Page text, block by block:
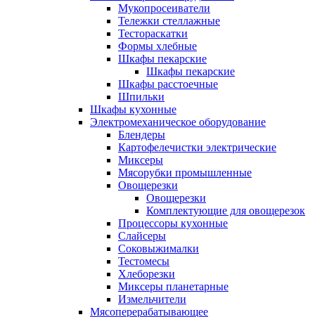
Мукопросеиватели
Тележки стеллажные
Тестораскатки
Формы хлебные
Шкафы пекарские
Шкафы пекарские
Шкафы расстоечные
Шпильки
Шкафы кухонные
Электромеханическое оборудование
Блендеры
Картофелечистки электрические
Миксеры
Мясорубки промышленные
Овощерезки
Овощерезки
Комплектующие для овощерезок
Процессоры кухонные
Слайсеры
Соковыжималки
Тестомесы
Хлеборезки
Миксеры планетарные
Измельчители
Мясоперерабатывающее